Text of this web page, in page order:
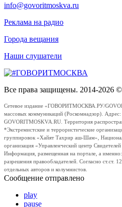
info@govoritmoskva.ru
Реклама на радио
Города вещания
Наши слушатели
Все права защищены. 2014-2026
Сетевое издание «ГОВОРИТМОСКВА.РУ/
массовых коммуникаций (Роскомнадзор).
GOVORITMOSKVA.RU. Территория
*Экстремистские и террористические
группировок «Хайят Тахрир аш-Шам»,
организация «Управленческий центр
Информация, размещенная на портале, а
разрешения правообладателей. Согласно
отдельных авторов и колумнистов.
Сообщение отправлено
play
pause